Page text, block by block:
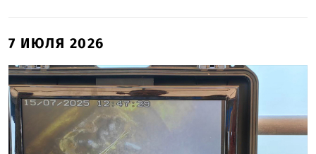
7 ИЮЛЯ 2026